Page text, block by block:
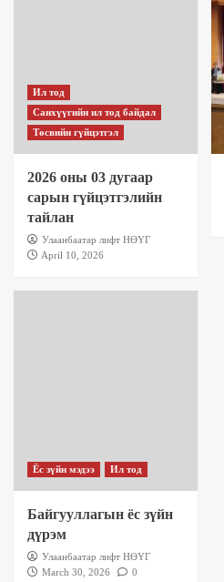
Ил тод
Санхүүгийн ил тод байдал
Төсвийн гүйцэтгэл
2026 оны 03 дугаар
сарын гүйцэтгэлийн
тайлан
Улаанбаатар лифт НӨҮГ
April 10, 2026
Ёс зүйн мэдээ Ил тод
Байгууллагын ёс зүйн
дүрэм
Улаанбаатар лифт НӨҮГ
March 30, 2026
0